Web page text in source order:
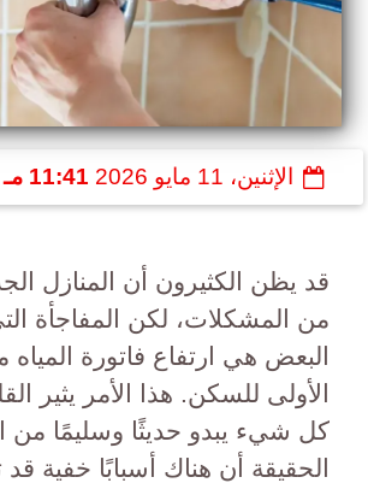
الإثنين، 11 مايو 2026 11:41 مـ
قد يظن الكثيرون أن المنازل
من المشكلات، لكن المفاجأة
البعض هي ارتفاع فاتورة المياه
الأولى للسكن. هذا الأمر يثير
كل شيء يبدو حديثًا وسليمًا من
الحقيقة أن هناك أسبابًا خفية